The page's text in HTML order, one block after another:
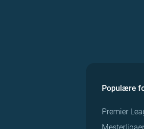
Populære
Premier